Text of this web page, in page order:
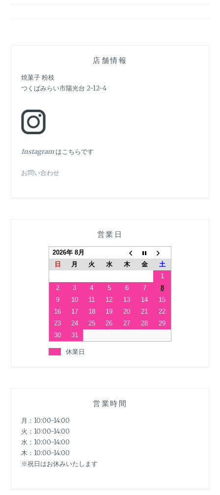
ー
シ
ョ
ン
店舗情報
焼菓子 粉枝
つくばみらい市陽光台 2-12-4
Instagramはこちらです
お問い合わせ
営業日
2026年 8月
日
月 火 水 木 金
土
1
2
3 4 5 6 7
8
9
10 11 12 13 14
15
16
17 18 19 20 21
22
23
24 25 26 27 28
29
30
31
休業日
営業時間
月：10:00-14:00
火：10:00-14:00
水：10:00-14:00
木：10:00-14:00
※祝日はお休みいたします